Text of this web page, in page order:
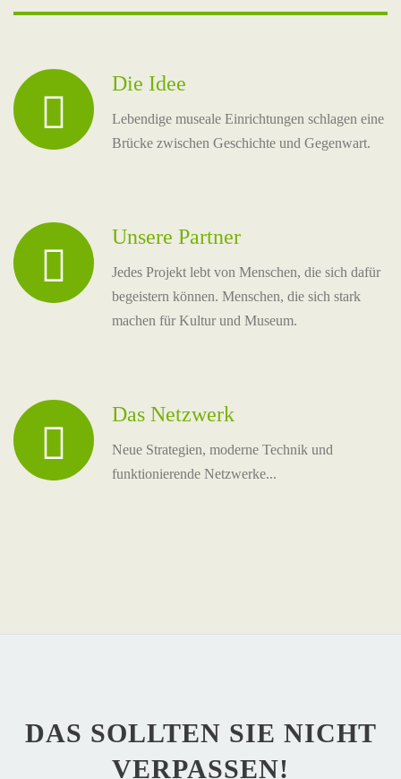
Die Idee
Lebendige museale Einrichtungen schlagen eine
Brücke zwischen Geschichte und Gegenwart.
Unsere Partner
Jedes Projekt lebt von Menschen, die sich dafür
begeistern können. Menschen, die sich stark
machen für Kultur und Museum.
Das Netzwerk
Neue Strategien, moderne Technik und
funktionierende Netzwerke...
DAS SOLLTEN SIE NICHT
VERPASSEN!